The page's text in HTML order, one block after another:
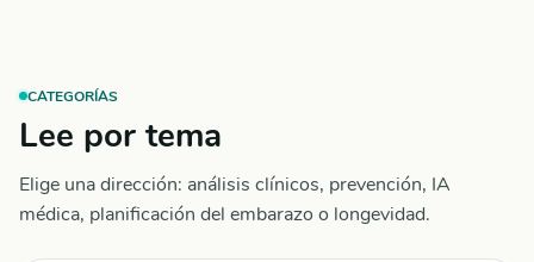
CATEGORÍAS
Lee por tema
Elige una dirección: análisis clínicos, prevención, IA
médica, planificación del embarazo o longevidad.